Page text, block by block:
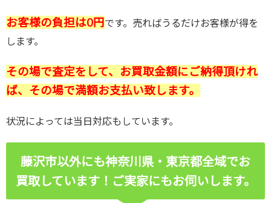
お客様の負担は0円です。売ればうるだけお客様が得を
します。
その場で査定をして、お買取金額にご納得頂けれ
ば、その場で満額お支払い致します。
状況によっては当日対応もしています。
藤沢市以外にも神奈川県・東京都全域でお
買取しています！ご実家にもお伺いします。